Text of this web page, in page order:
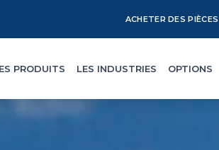
ACHETER DES PIÈCES
PRODUITS LES INDUSTRIES OPTIONS